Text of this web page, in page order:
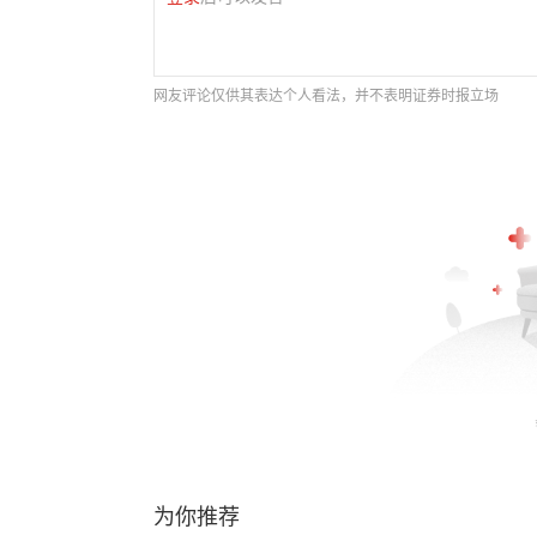
网友评论仅供其表达个人看法，并不表明证券时报立场
为你推荐